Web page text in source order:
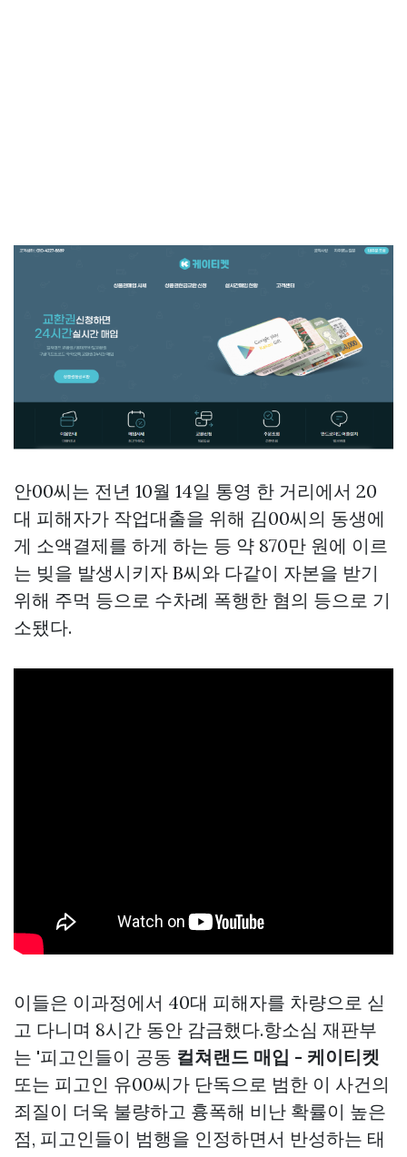
안00씨는 전년 10월 14일 통영 한 거리에서 20
대 피해자가 작업대출을 위해 김00씨의 동생에
게 소액결제를 하게 하는 등 약 870만 원에 이르
는 빚을 발생시키자 B씨와 다같이 자본을 받기
위해 주먹 등으로 수차례 폭행한 혐의 등으로 기
소됐다.
이들은 이과정에서 40대 피해자를 차량으로 싣
고 다니며 8시간 동안 감금했다.항소심 재판부
는 '피고인들이 공동 컬쳐랜드 매입 - 케이티켓
또는 피고인 유00씨가 단독으로 범한 이 사건의
죄질이 더욱 불량하고 흉폭해 비난 확률이 높은
점, 피고인들이 범행을 인정하면서 반성하는 태